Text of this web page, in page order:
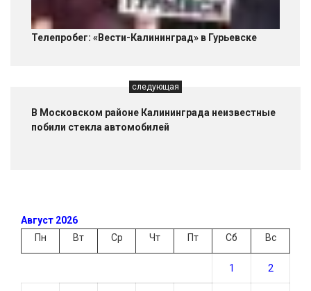
Телепробег: «Вести-Калининград» в Гурьевске
следующая
В Московском районе Калининграда неизвестные
побили стекла автомобилей
Август 2026
Пн
Вт Ср Чт Пт Сб Вс
1 2